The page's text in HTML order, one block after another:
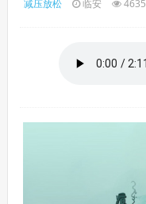
减压放松 临安 4635